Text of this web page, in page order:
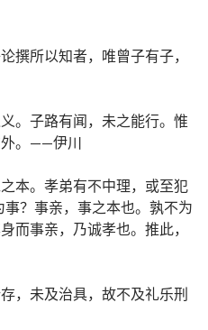
撰所以知者，唯曾子有子，
。子路有闻，未之能行。惟
外。——伊川
本。孝弟有不中理，或至犯
事？事亲，事之本也。孰不为
而事亲，乃诚孝也。推此，
，未及治具，故不及礼乐刑